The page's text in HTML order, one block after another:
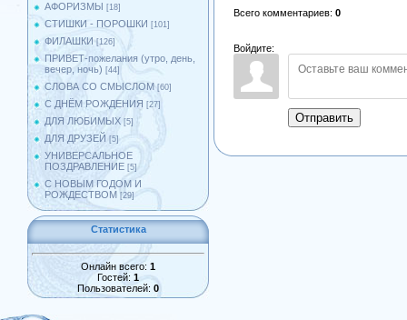
АФОРИЗМЫ [18]
СТИШКИ - ПОРОШКИ [101]
ФИЛАШКИ [126]
ПРИВЕТ-пожелания (утро, день,
вечер, ночь) [44]
СЛОВА СО СМЫСЛОМ [60]
С ДНЁМ РОЖДЕНИЯ [27]
ДЛЯ ЛЮБИМЫХ [5]
ДЛЯ ДРУЗЕЙ [5]
УНИВЕРСАЛЬНОЕ
ПОЗДРАВЛЕНИЕ [5]
С НОВЫМ ГОДОМ И
РОЖДЕСТВОМ [29]
Статистика
Онлайн всего: 1
Гостей: 1
Пользователей: 0
Всего комментариев: 0
Войдите:
Отправить